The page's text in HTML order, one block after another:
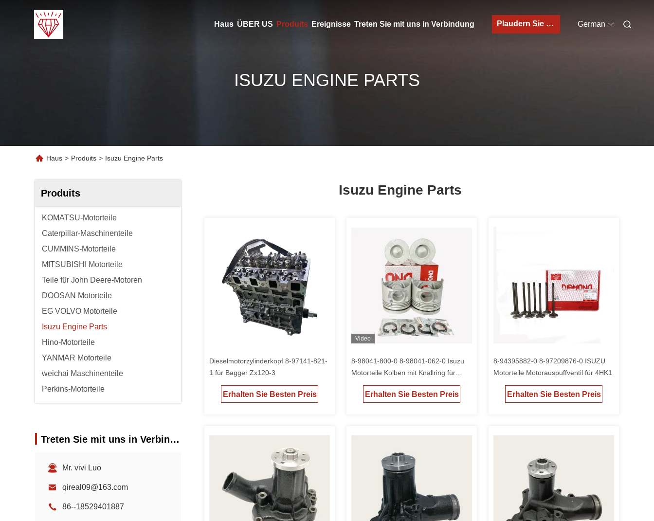
Haus ÜBER US Produits Ereignisse Treten Sie mit uns in Verbindung Plaudern Sie Jetzt German
ISUZU ENGINE PARTS
Haus > Produits > Isuzu Engine Parts
Produits
KOMATSU-Motorteile
Caterpillar-Maschinenteile
CUMMINS-Motorteile
MITSUBISHI Motorteile
Teile für John Deere-Motoren
DOOSAN Motorteile
EG VOLVO Motorteile
Isuzu Engine Parts
Hino-Motorteile
YANMAR Motorteile
weichai Maschinenteile
Perkins-Motorteile
Treten Sie mit uns in Verbindung
Mr. vivi Luo
qireal09@163.com
86--18529401887
Isuzu Engine Parts
Dieselmotorzylinderkopf 8-97141-821-
1 für Bagger Zx120-3
Erhalten Sie Besten Preis
Video
8-98041-800-0 8-98041-062-0 Isuzu
Motorteile Kolben mit Knallring für
4HK1 6HK1 ZAX240-3
Erhalten Sie Besten Preis
8-94395882-0 8-97209876-0 ISUZU
Motorteile Motorauspuffventil für 4HK1
Erhalten Sie Besten Preis